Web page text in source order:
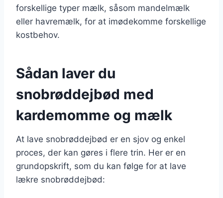
forskellige typer mælk, såsom mandelmælk
eller havremælk, for at imødekomme forskellige
kostbehov.
Sådan laver du
snobrøddejbød med
kardemomme og mælk
At lave snobrøddejbød er en sjov og enkel
proces, der kan gøres i flere trin. Her er en
grundopskrift, som du kan følge for at lave
lækre snobrøddejbød: